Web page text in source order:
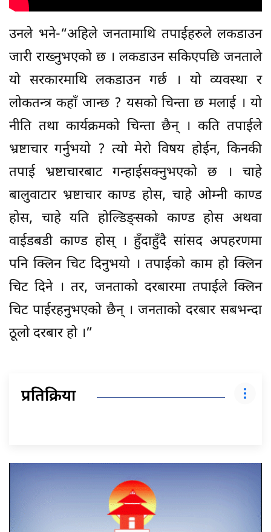
उनले भने-“अहिले जनतामाथि तपाईहरुले लकडाउन
जारी राख्नुभएको छ । लकडाउन सकिएपछि जनताले
यो सरकारमाथि लकडाउन गर्छ । यो व्यवस्था र
लोकतन्त्र कहाँ जान्छ ? यसको चिन्ता छ मलाई । यो
नीति तथा कार्यक्रमको चिन्ता छैन् । कति तपाईले
भ्रष्टाचार गर्नुभयो ? त्यो मेरो विषय होईन, किनकी
तपाई भ्रष्टाचारबाट गन्हाईसक्नुभएको छ । चाहे
बालुवाटार भ्रष्टाचार काण्ड होस, चाहे ओम्नी काण्ड
होस, चाहे यति होल्डिङ्सको काण्ड होस अथवा
वाईडबडी काण्ड होस् । हुँदाहुँदै सांसद अपहरणमा
पनि क्लिन चिट दिनुभयो । तपाईको काम हो क्लिन
चिट दिने । तर, जनताको दरबारमा तपाईले क्लिन
चिट पाईरहनुभएको छैन् । जनताको दरबार सबभन्दा
ठूलो दरबार हो ।”
प्रतिक्रिया